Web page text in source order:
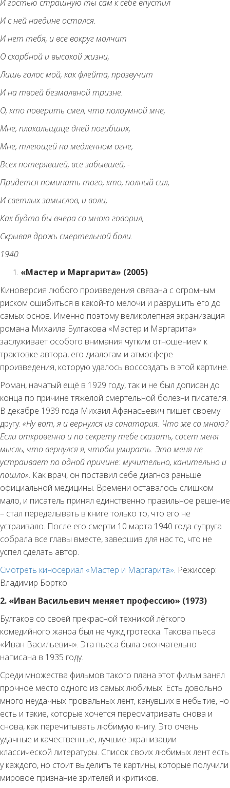
И гостью страшную ты сам к себе впустил
И с ней наедине остался.
И нет тебя, и все вокруг молчит
О скорбной и высокой жизни,
Лишь голос мой, как флейта, прозвучит
И на твоей безмолвной тризне.
О, кто поверить смел, что полоумной мне,
Мне, плакальщице дней погибших,
Мне, тлеющей на медленном огне,
Всех потерявшей, все забывшей, -
Придется поминать того, кто, полный сил,
И светлых замыслов, и воли,
Как будто бы вчера со мною говорил,
Скрывая дрожь смертельной боли.
1940
«Мастер и Маргарита» (2005)
Киноверсия любого произведения связана с огромным
риском ошибиться в какой-то мелочи и разрушить его до
самых основ. Именно поэтому великолепная экранизация
романа Михаила Булгакова «Мастер и Маргарита»
заслуживает особого внимания чутким отношением к
трактовке автора, его диалогам и атмосфере
произведения, которую удалось воссоздать в этой картине.
Роман, начатый ещё в 1929 году, так и не был дописан до
конца по причине тяжелой смертельной болезни писателя.
В декабре 1939 года Михаил Афанасьевич пишет своему
другу: «Ну вот, я и вернулся из санатория. Что же со мною?
Если откровенно и по секрету тебе сказать, сосет меня
мысль, что вернулся я, чтобы умирать. Это меня не
устраивает по одной причине: мучительно, канительно и
пошло». Как врач, он поставил себе диагноз раньше
официальной медицины. Времени оставалось слишком
мало, и писатель принял единственно правильное решение
– стал переделывать в книге только то, что его не
устраивало. После его смерти 10 марта 1940 года супруга
собрала все главы вместе, завершив для нас то, что не
успел сделать автор.
Смотреть киносериал «Мастер и Маргарита». Режиссёр:
Владимир Бортко
2. «Иван Васильевич меняет профессию» (1973)
Булгаков со своей прекрасной техникой лёгкого
комедийного жанра был не чужд гротеска. Такова пьеса
«Иван Васильевич». Эта пьеса была окончательно
написана в 1935 году.
Среди множества фильмов такого плана этот фильм занял
прочное место одного из самых любимых. Есть довольно
много неудачных провальных лент, канувших в небытие, но
есть и такие, которые хочется пересматривать снова и
снова, как перечитывать любимую книгу. Это очень
удачные и качественные, лучшие экранизации
классической литературы. Список своих любимых лент есть
у каждого, но стоит выделить те картины, которые получили
мировое признание зрителей и критиков.